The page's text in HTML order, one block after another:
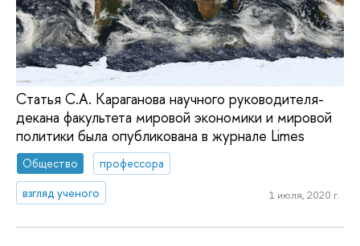
Cтатья С.А. Караганова научного руководителя-
декана факультета мировой экономики и мировой
политики была опубликована в журнале Limes
Общество
профессора
взгляд ученого
1 июля, 2020 г.